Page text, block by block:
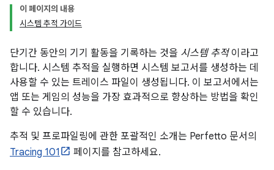
이 페이지의 내용
시스템 추적 가이드
단기간 동안의 기기 활동을 기록하는 것을 시스템 추적이라고
합니다. 시스템 추적을 실행하면 시스템 보고서를 생성하는 데
사용할 수 있는 트레이스 파일이 생성됩니다. 이 보고서에서는
앱 또는 게임의 성능을 가장 효과적으로 향상하는 방법을 확인
할 수 있습니다.
추적 및 프로파일링에 관한 포괄적인 소개는 Perfetto 문서의
Tracing 101
페이지를 참고하세요.